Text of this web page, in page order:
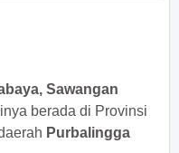
Sawangan
berada di Provinsi
Purbalingga